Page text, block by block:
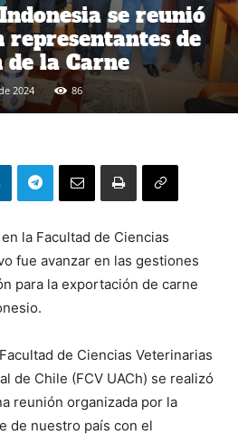
se reunió
representantes de
la Carne
2024 86
la Facultad de Ciencias
fue avanzar en las gestiones
para la exportación de carne
de Ciencias Veterinarias
de Chile (FCV UACh) se realizó
reunión organizada por la
de nuestro país con el